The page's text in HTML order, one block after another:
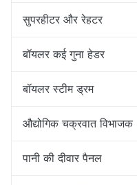
सुपरहीटर और रेहटर
बॉयलर कई गुना हेडर
बॉयलर स्टीम ड्रम
औद्योगिक चक्रवात विभाजक
पानी की दीवार पैनल